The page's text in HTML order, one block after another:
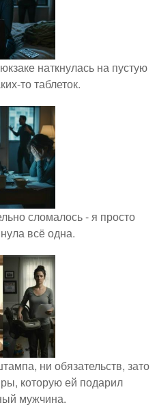
наткнулась на пустую
то таблеток.
сломалось - я просто
всё одна.
ни обязательств, зато
которую ей подарил
мужчина.